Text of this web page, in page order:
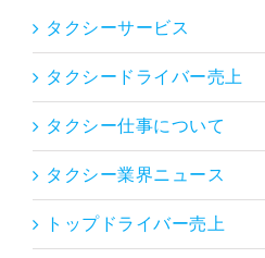
タクシーサービス
タクシードライバー売上
タクシー仕事について
タクシー業界ニュース
トップドライバー売上